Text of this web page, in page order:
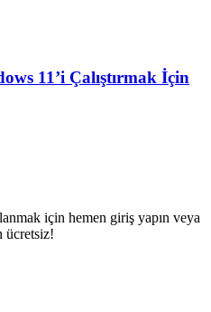
11’i Çalıştırmak İçin
için hemen giriş yapın veya
ücretsiz!